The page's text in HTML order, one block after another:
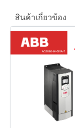
สินค้าเกี่ยวข้อง